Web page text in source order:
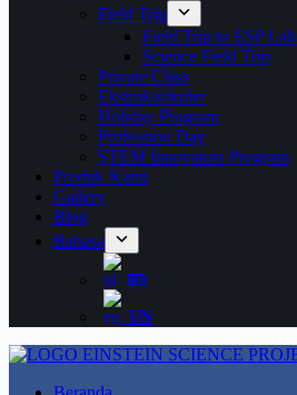
Field Trip
Field Trip to ESP Lab
Science Field Trip
Private Class
Ekstrakurikuler
Holiday Program
Profession Day
STEM Innovators Program
Produk Kami
Gallery
Blog
Bahasa
ID
EN